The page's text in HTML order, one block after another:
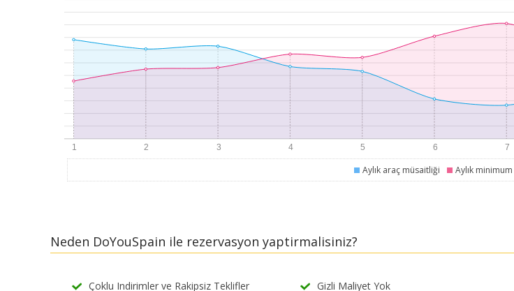
Aylık araç müsaitliği Aylık
Neden DoYouSpain ile rezervasyon yaptirmalisiniz?
Çoklu Indirimler ve Rakipsiz Teklifler Gizli Maliyet Yok